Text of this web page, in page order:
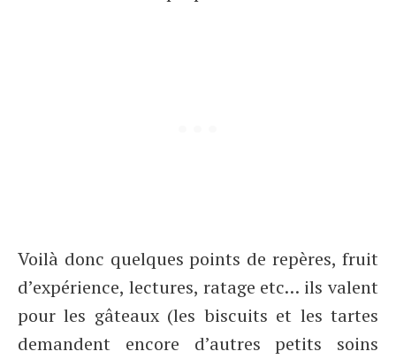
Voilà donc quelques points de repères, fruit
d’expérience, lectures, ratage etc… ils valent
pour les gâteaux (les biscuits et les tartes
demandent encore d’autres petits soins